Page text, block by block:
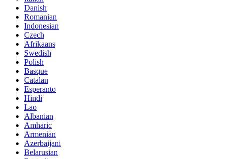
Danish
Romanian
Indonesian
Czech
Afrikaans
Swedish
Polish
Basque
Catalan
Esperanto
Hindi
Lao
Albanian
Amharic
Armenian
Azerbaijani
Belarusian